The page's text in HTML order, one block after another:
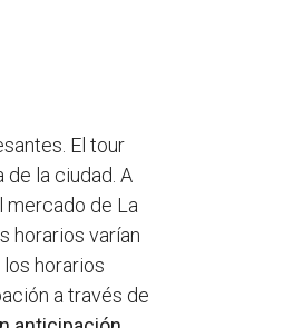
El tour
la ciudad. A
mercado de La
horarios varían
horarios
a través de